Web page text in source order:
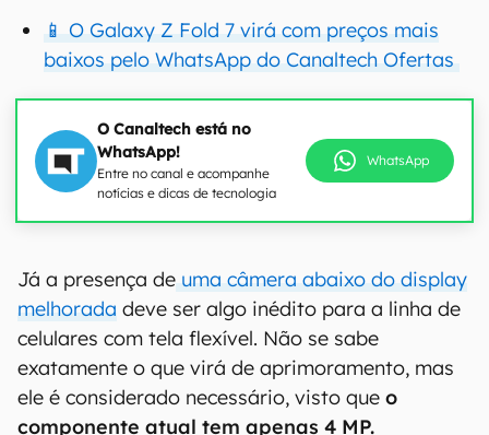
📱 O Galaxy Z Fold 7 virá com preços mais
baixos pelo WhatsApp do Canaltech Ofertas
O Canaltech está no
WhatsApp!
Entre no canal e acompanhe
notícias e dicas de tecnologia
WhatsApp